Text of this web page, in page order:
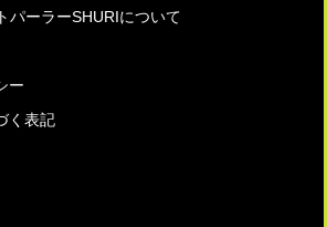
パーラーSHURIについて
ー
く表記